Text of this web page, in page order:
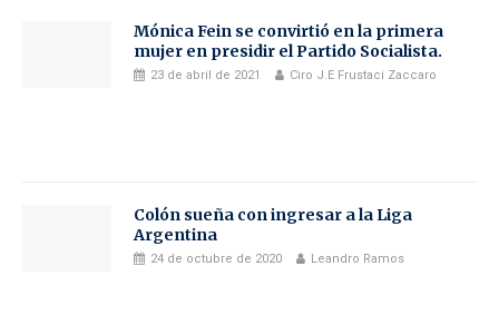
Mónica Fein se convirtió en la primera
mujer en presidir el Partido Socialista.
23 de abril de 2021 Ciro J.E Frustaci Zaccaro
Colón sueña con ingresar a la Liga
Argentina
24 de octubre de 2020 Leandro Ramos